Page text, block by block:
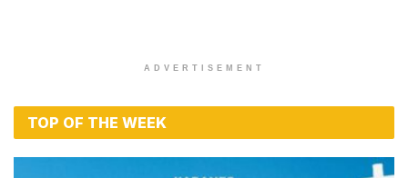
ADVERTISEMENT
TOP OF THE WEEK